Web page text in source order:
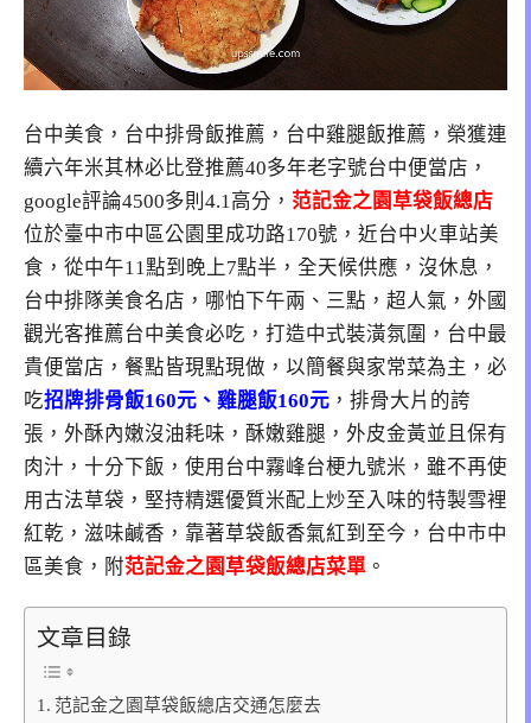
台中美食，台中排骨飯推薦，台中雞腿飯推薦，榮獲連
續六年米其林必比登推薦40多年老字號台中便當店，
google評論4500多則4.1高分， 范記金之園草袋飯總店
位於臺中市中區公園里成功路170號，近台中火車站美
食，從中午11點到晚上7點半，全天候供應，沒休息，
台中排隊美食名店，哪怕下午兩、三點，超人氣，外國
觀光客推薦台中美食必吃，打造中式裝潢氛圍，台中最
貴便當店，餐點皆現點現做，以簡餐與家常菜為主，必
吃招牌排骨飯160元、雞腿飯160元 ，排骨大片的誇
張，外酥內嫩沒油耗味，酥嫩雞腿，外皮金黃並且保有
肉汁，十分下飯，使用台中霧峰台梗九號米，雖不再使
用古法草袋，堅持精選優質米配上炒至入味的特製雪裡
紅乾，滋味鹹香，靠著草袋飯香氣紅到至今，台中市中
區美食，附范記金之園草袋飯總店菜單 。
文章目錄
范記金之園草袋飯總店交通怎麼去